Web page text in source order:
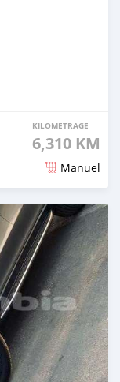
KILOMETRAGE
6,310 KM
Manuel